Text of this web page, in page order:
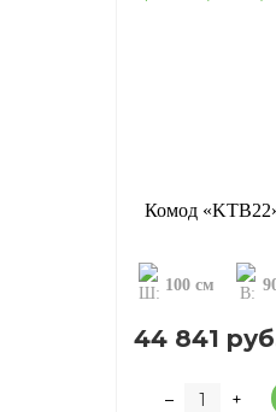
100 см
44 841
– +